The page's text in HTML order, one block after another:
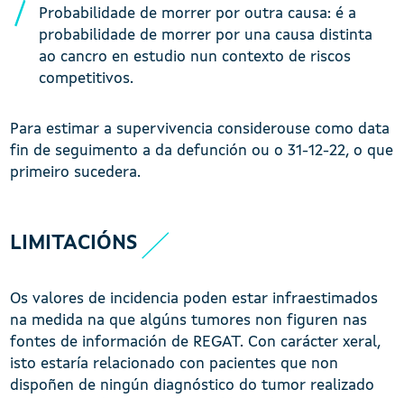
Probabilidade de morrer por outra causa: é a
probabilidade de morrer por una causa distinta
ao cancro en estudio nun contexto de riscos
competitivos.
Para estimar a supervivencia considerouse como data
fin de seguimento a da defunción ou o 31-12-22, o que
primeiro sucedera.
LIMITACIÓNS
Os valores de incidencia poden estar infraestimados
na medida na que algúns tumores non figuren nas
fontes de información de REGAT. Con carácter xeral,
isto estaría relacionado con pacientes que non
dispoñen de ningún diagnóstico do tumor realizado